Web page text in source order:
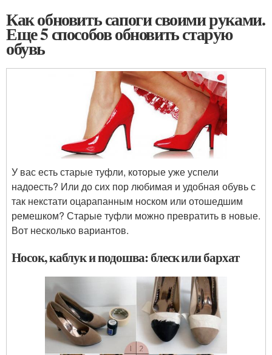
Как обновить сапоги своими руками.
Еще 5 способов обновить старую
обувь
У вас есть старые туфли, которые уже успели
надоесть? Или до сих пор любимая и удобная обувь с
так некстати оцарапанным носком или отошедшим
ремешком? Старые туфли можно превратить в новые.
Вот несколько вариантов.
Носок, каблук и подошва: блеск или бархат